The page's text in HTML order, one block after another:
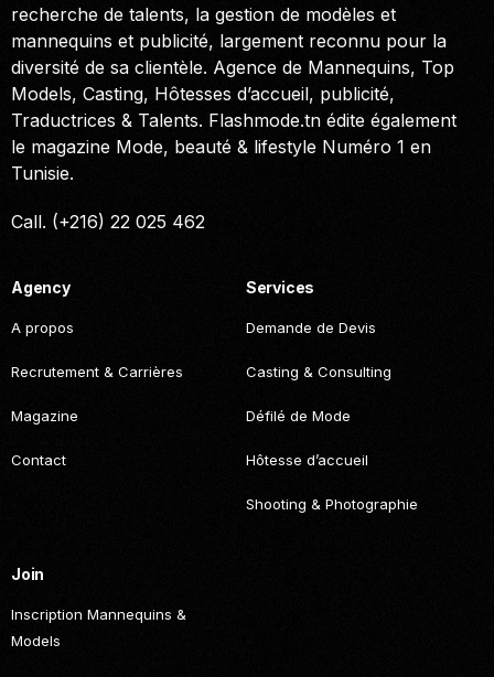
recherche de talents, la gestion de modèles et
mannequins et publicité, largement reconnu pour la
diversité de sa clientèle. Agence de Mannequins, Top
Models, Casting, Hôtesses d’accueil, publicité,
Traductrices & Talents. Flashmode.tn édite également
le magazine Mode, beauté & lifestyle Numéro 1 en
Tunisie.
Call. (+216) 22 025 462
Agency
A propos
Recrutement & Carrières
Magazine
Contact
Services
Demande de Devis
Casting & Consulting
Défilé de Mode
Hôtesse d’accueil
Shooting & Photographie
Join
Inscription Mannequins &
Models